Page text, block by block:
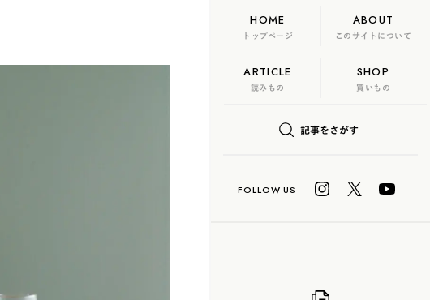
、お茶を
台湾茶
HOME
トップページ
ABOUT
このサイトについて
ARTICLE
読みもの
SHOP
買いもの
記事をさがす